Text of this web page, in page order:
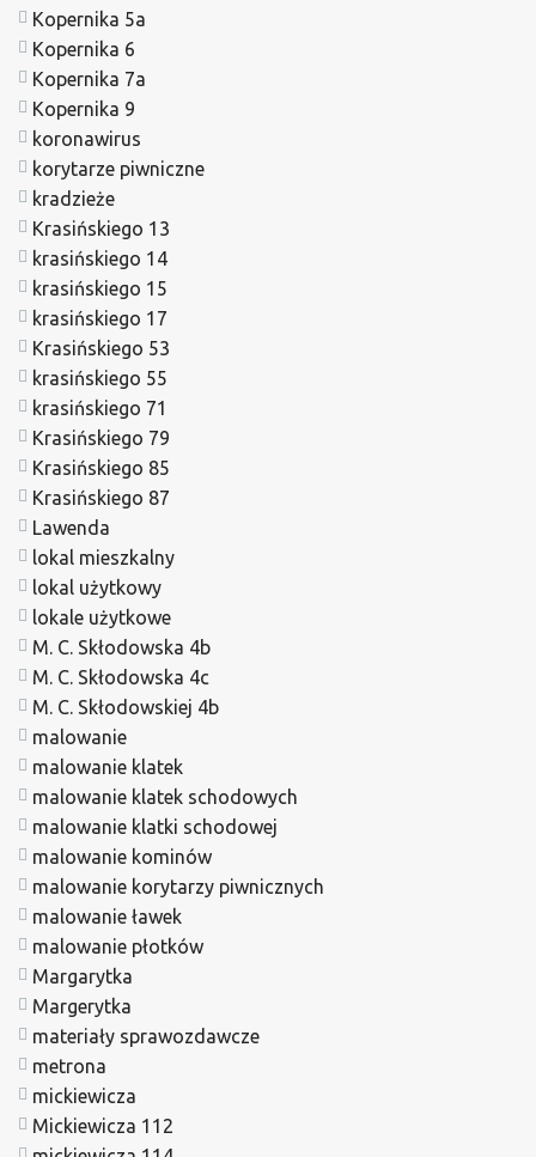
Kopernika 5a
Kopernika 6
Kopernika 7a
Kopernika 9
koronawirus
korytarze piwniczne
kradzieże
Krasińskiego 13
krasińskiego 14
krasińskiego 15
krasińskiego 17
Krasińskiego 53
krasińskiego 55
krasińskiego 71
Krasińskiego 79
Krasińskiego 85
Krasińskiego 87
Lawenda
lokal mieszkalny
lokal użytkowy
lokale użytkowe
M. C. Skłodowska 4b
M. C. Skłodowska 4c
M. C. Skłodowskiej 4b
malowanie
malowanie klatek
malowanie klatek schodowych
malowanie klatki schodowej
malowanie kominów
malowanie korytarzy piwnicznych
malowanie ławek
malowanie płotków
Margarytka
Margerytka
materiały sprawozdawcze
metrona
mickiewicza
Mickiewicza 112